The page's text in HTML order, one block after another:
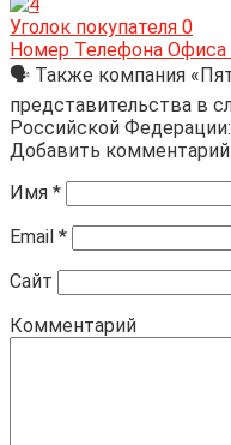
Уголок покупателя 0
Номер Телефона Офиса
🗣 Также компания
представительства в
Российской
Добавить комментарий
Имя *
Email *
Сайт
Комментарий